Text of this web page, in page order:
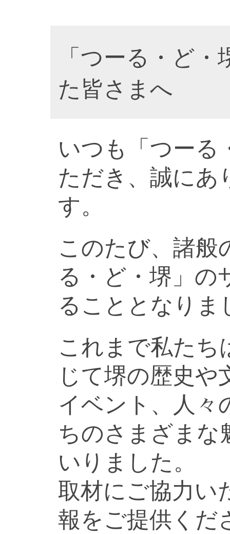
「つーる・ど
た皆さまへ
いつも「つーる
ただき、誠にあ
す。
このたび、諸般
る・ど・堺」の
ることとなりま
これまで私たち
じて堺の歴史や
イベント、人々
ちのさまざまな
いりました。
取材にご協力い
報をご提供くだ